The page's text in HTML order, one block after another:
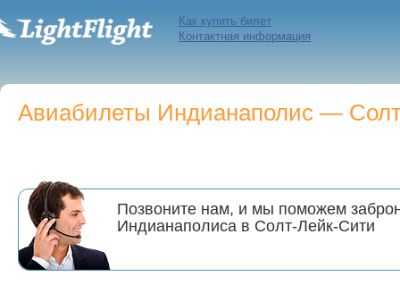
Как купить билет
Контактная информация
Авиабилеты Индианаполис —
Позвоните нам, и мы поможем
Индианаполиса в Солт-Лейк-Сити